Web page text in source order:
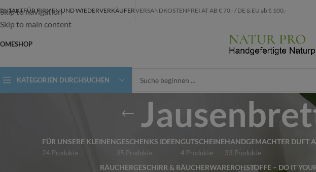
Skip to navigation
Skip to main content
FÜR FIRMEN UND WIEDERVERKÄUFERVERSANDKOSTENFREI AT AB € 70,- / DE & EU ab € 100,-
SHOP
KATEGORIEN DURCHSUCHEN
FÜR UNSERE KLEINEN
24 Produkte
GESCHENKS IDEEN
35 Produkte
GUTSCHEINE
4 Produkte
HANDGEMACHTER DUFT
33 Produkte
RÄUCHERGESCHIRR & RÄUCHERWAREROHSTOFFE – DO IT